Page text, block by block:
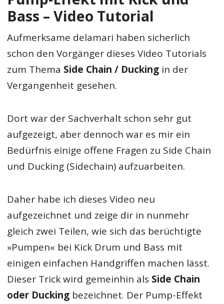
Bass – Video Tutorial
Aufmerksame delamari haben sicherlich
schon den Vorgänger dieses Video Tutorials
zum Thema Side Chain / Ducking in der
Vergangenheit gesehen.
Dort war der Sachverhalt schon sehr gut
aufgezeigt, aber dennoch war es mir ein
Bedürfnis einige offene Fragen zu Side Chain
und Ducking (Sidechain) aufzuarbeiten.
Daher habe ich dieses Video neu
aufgezeichnet und zeige dir in nunmehr
gleich zwei Teilen, wie sich das berüchtigte
»Pumpen« bei Kick Drum und Bass mit
einigen einfachen Handgriffen machen lässt.
Dieser Trick wird gemeinhin als Side Chain
oder Ducking bezeichnet. Der Pump-Effekt